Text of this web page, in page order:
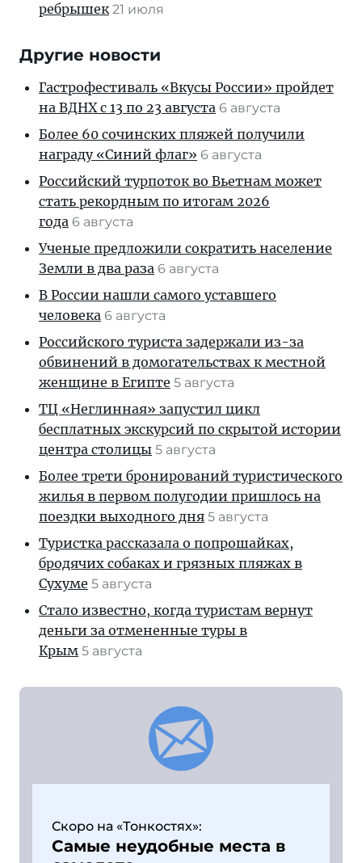
ребрышек 21 июля
Другие новости
Гастрофестиваль «Вкусы России» пройдет
на ВДНХ с 13 по 23 августа 6 августа
Более 60 сочинских пляжей получили
награду «Синий флаг» 6 августа
Российский турпоток во Вьетнам может
стать рекордным по итогам 2026
года 6 августа
Ученые предложили сократить население
Земли в два раза 6 августа
В России нашли самого уставшего
человека 6 августа
Российского туриста задержали из-за
обвинений в домогательствах к местной
женщине в Египте 5 августа
ТЦ «Неглинная» запустил цикл
бесплатных экскурсий по скрытой истории
центра столицы 5 августа
Более трети бронирований туристического
жилья в первом полугодии пришлось на
поездки выходного дня 5 августа
Туристка рассказала о попрошайках,
бродячих собаках и грязных пляжах в
Сухуме 5 августа
Стало известно, когда туристам вернут
деньги за отмененные туры в
Крым 5 августа
Скоро на «Тонкостях»:
Самые неудобные места в